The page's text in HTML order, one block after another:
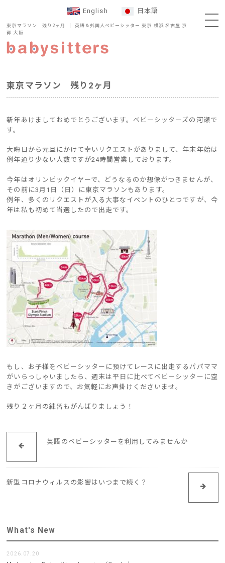
English 日本語
東京マラソン 残り2ヶ月
英語＆外国人ベビーシッター 東京 横浜 名古屋 京
都 大阪
東京マラソン 残り2ヶ月
新年あけましておめでとうございます。ベビーシッターズの河瀬で
す。
大晦日から元旦にかけて幸いリクエストがありまして、年末年始は
例年通り少ない人数ですが24時間営業しております。
今年はオリンピックイヤーで、どうなるのか想像がつきませんが、
その前に3月1日（日）に東京マラソンもあります。
例年、多くのリクエストが入る大事なイベントのひとつですが、今
年は私も初めて当選したので出走です。
もし、お子様をベビーシッターに預けてレースに出走するパパママ
がいらっしゃいましたら、週末は平日に比べてベビーシッターに空
きがございますので、お気軽にお声掛けくださいませ。
残り２ヶ月の練習もがんばりましょう！
英語のベビーシッターを利用してみませんか
新型コロナウィルスの影響はいつまで続く？
What's New
2026.07.20